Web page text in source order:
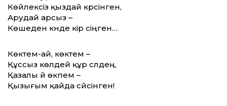
Көйлексіз қыздай күрсінген,
Арудай арсыз –
Көшеден күнде кір сіңген…
Көктем-ай, көктем –
Құссыз көлдей құр сүлдең,
Қазалы үй өкпем –
Қызығым қайда сүйсінген!